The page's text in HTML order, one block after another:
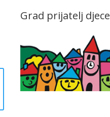
Grad prijatelj djece